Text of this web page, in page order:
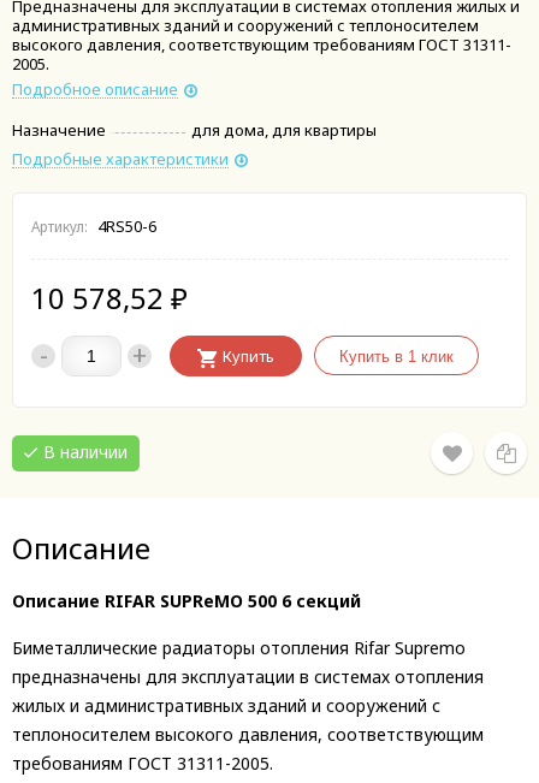
Предназначены для эксплуатации в системах отопления жилых и
административных зданий и сооружений с теплоносителем
высокого давления, соответствующим требованиям ГОСТ 31311-
2005.
Подробное описание
Назначение
для дома, для квартиры
Подробные характеристики
Артикул: 4RS50-6
10 578,52 ₽
- + Купить
В наличии
Описание
Описание RIFAR SUPReMO 500 6 секций
Биметаллические радиаторы отопления Rifar Supremo
предназначены для эксплуатации в системах отопления
жилых и административных зданий и сооружений с
теплоносителем высокого давления, соответствующим
требованиям ГОСТ 31311-2005.